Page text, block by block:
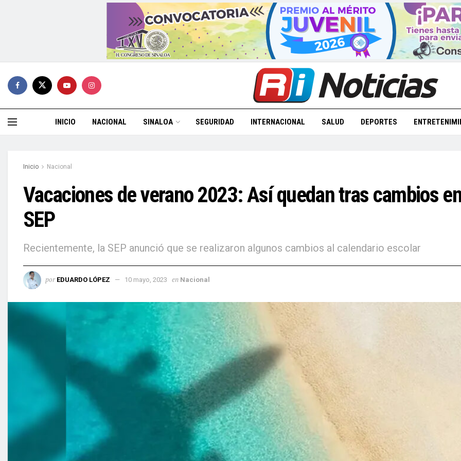
INICIO NACIONAL SINALOA SEGURIDAD INTERNACIONAL SALUD DEPORTES
Inicio Nacional
Vacaciones de verano 2023: Así quedan tras cambios
SEP
Recientemente, la SEP anunció que se realizaron algunos cambios al calendario escolar
por EDUARDO LÓPEZ 10 mayo, 2023 en Nacional